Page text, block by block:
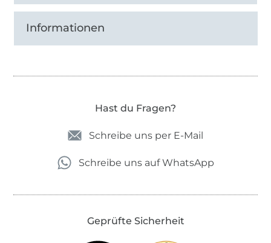
Informationen
Hast du Fragen?
Schreibe uns per E-Mail
Schreibe uns auf WhatsApp
Geprüfte Sicherheit